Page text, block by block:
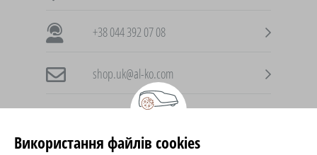
+38 044 392 07 08
shop.uk@al-ko.com
Використання файлів cookies